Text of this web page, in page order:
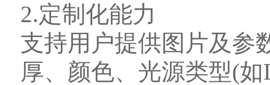
2.定制化能力
支持用户提供图片及参
厚、颜色、光源类型(